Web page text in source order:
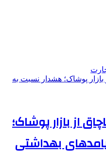
از بازار پوشاک؛
بهداشتی